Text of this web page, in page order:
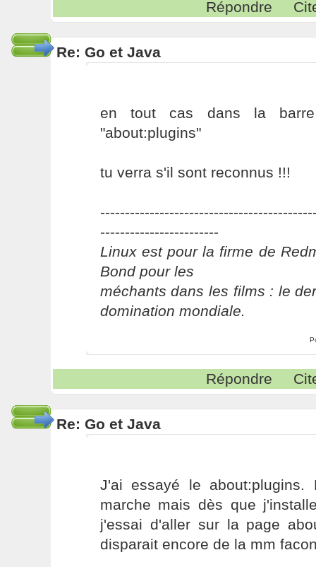
Répondre
Re: Go et Java
en tout cas dans la
"about:plugins"
tu verra s'il sont reconnus !!!
------------------------
Linux est pour la firme de
Bond pour les
méchants dans les films : le
domination mondiale.
Répondre
Re: Go et Java
J'ai essayé le about:plugins.
marche mais dès que
j'essai d'aller sur la page
disparait encore de la mm